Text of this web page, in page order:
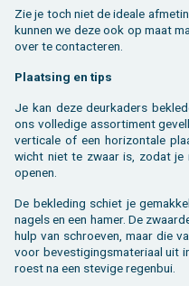
Zie je toch niet de ide­a­le
kun­nen we deze ook op maat
over te con­tac­te­ren.
Plaat­sing en tips
Je kan deze deur­ka­ders
ons vol­le­di­ge as­sor­ti­ment
ver­ti­ca­le of een ho­ri­zon­ta­le
wicht niet te zwaar is, zodat je
ope­nen.
De be­kle­ding schiet je
na­gels en een hamer. De
hulp van schroe­ven, maar die
voor be­ves­ti­gings­ma­te­ri­aal uit
roest na een ste­vi­ge re­gen­bui.